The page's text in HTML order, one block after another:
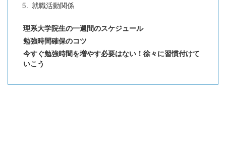
就職活動関係
理系大学院生の一週間のスケジュール
勉強時間確保のコツ
今すぐ勉強時間を増やす必要はない！徐々に習慣付けて
いこう